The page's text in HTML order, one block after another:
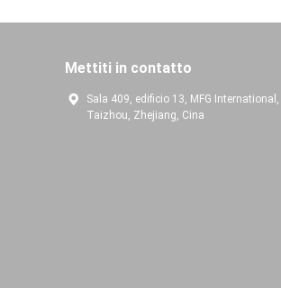
Mettiti in contatto
Sala 409, edificio 13, MFG International,
Taizhou, Zhejiang, Cina